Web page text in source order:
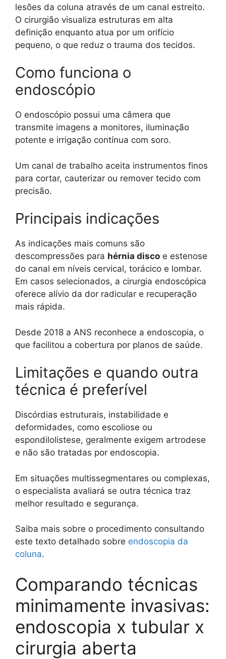
lesões da coluna através de um canal estreito.
O cirurgião visualiza estruturas em alta
definição enquanto atua por um orifício
pequeno, o que reduz o trauma dos tecidos.
Como funciona o
endoscópio
O endoscópio possui uma câmera que
transmite imagens a monitores, iluminação
potente e irrigação contínua com soro.
Um canal de trabalho aceita instrumentos finos
para cortar, cauterizar ou remover tecido com
precisão.
Principais indicações
As indicações mais comuns são
descompressões para hérnia disco e estenose
do canal em níveis cervical, torácico e lombar.
Em casos selecionados, a cirurgia endoscópica
oferece alívio da dor radicular e recuperação
mais rápida.
Desde 2018 a ANS reconhece a endoscopia, o
que facilitou a cobertura por planos de saúde.
Limitações e quando outra
técnica é preferível
Discórdias estruturais, instabilidade e
deformidades, como escoliose ou
espondilolistese, geralmente exigem artrodese
e não são tratadas por endoscopia.
Em situações multissegmentares ou complexas,
o especialista avaliará se outra técnica traz
melhor resultado e segurança.
Saiba mais sobre o procedimento consultando
este texto detalhado sobre endoscopia da
coluna.
Comparando técnicas
minimamente invasivas:
endoscopia x tubular x
cirurgia aberta